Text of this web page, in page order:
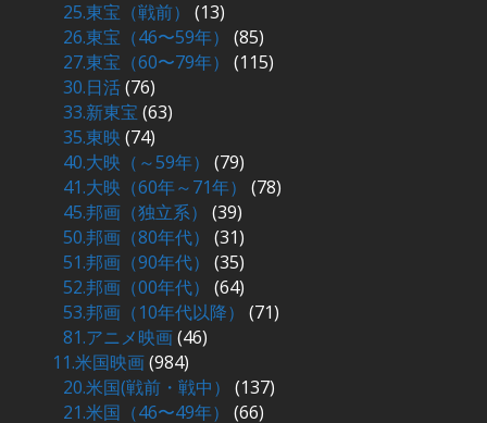
25.東宝（戦前）
(13)
26.東宝（46〜59年）
(85)
27.東宝（60〜79年）
(115)
30.日活(76)
33.新東宝 (63)
35.東映 (74)
40.大映（～59年）
(79)
41.大映（60年～71年）
(78)
45.邦画（独立系）
(39)
50.邦画（80年代）
(31)
51.邦画（90年代）
(35)
52.邦画（00年代）
(64)
53.邦画（10年代以降）
(71)
81.アニメ映画(46)
11.米国映画(984)
20.米国(戦前・戦中）
(137)
21.米国（46〜49年）
(66)